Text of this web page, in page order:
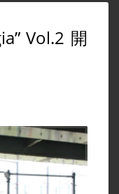
Vol.2 開